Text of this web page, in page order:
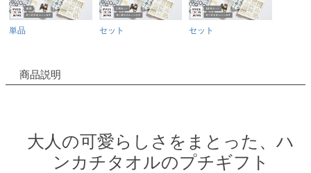
単品 セット セット
商品説明
大人の可愛らしさをまとった、ハ
ンカチタオルのプチギフト